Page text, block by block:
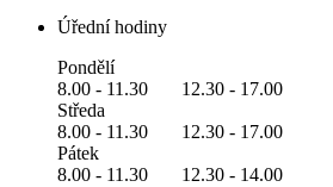
Úřední hodiny
Pondělí
8.00 - 11.30 12.30 - 17.00
Středa
8.00 - 11.30 12.30 - 17.00
Pátek
8.00 - 11.30 12.30 - 14.00